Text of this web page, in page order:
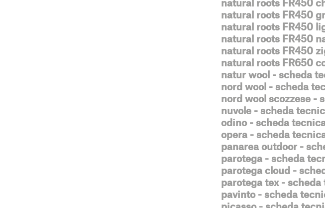
natural roots FR450
natural roots FR450
natural roots FR450
natural roots FR450
natural roots FR450
natural roots FR650
natur wool - scheda
nord wool - scheda
nord wool scozzese -
nuvole - scheda
odino - scheda
opera - scheda
panarea outdoor -
parotega - scheda
parotega cloud -
parotega tex - scheda
pavinto - scheda